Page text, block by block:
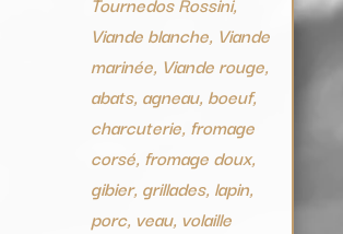
Viande blanche, Viande
marinée, Viande rouge,
abats, agneau, boeuf,
charcuterie, fromage
corsé, fromage doux,
gibier, grillades, lapin,
porc, veau, volaille